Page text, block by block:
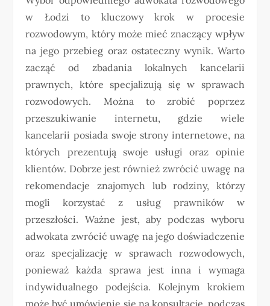
w Łodzi to kluczowy krok w procesie
rozwodowym, który może mieć znaczący wpływ
na jego przebieg oraz ostateczny wynik. Warto
zacząć od zbadania lokalnych kancelarii
prawnych, które specjalizują się w sprawach
rozwodowych. Można to zrobić poprzez
przeszukiwanie internetu, gdzie wiele
kancelarii posiada swoje strony internetowe, na
których prezentują swoje usługi oraz opinie
klientów. Dobrze jest również zwrócić uwagę na
rekomendacje znajomych lub rodziny, którzy
mogli korzystać z usług prawników w
przeszłości. Ważne jest, aby podczas wyboru
adwokata zwrócić uwagę na jego doświadczenie
oraz specjalizację w sprawach rozwodowych,
ponieważ każda sprawa jest inna i wymaga
indywidualnego podejścia. Kolejnym krokiem
może być umówienie się na konsultację, podczas